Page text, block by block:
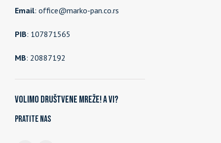
Email: office@marko-pan.co.rs
PIB: 107871565
MB: 20887192
Volimo društvene mreže! A vi?
Pratite nas